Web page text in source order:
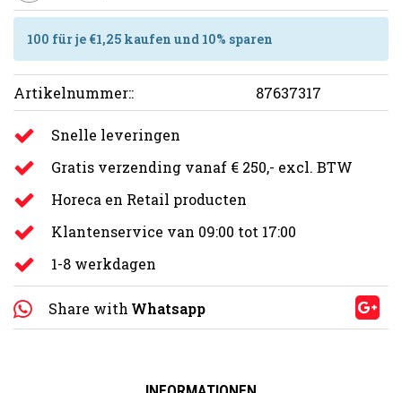
100 für je €1,25 kaufen und 10% sparen
Artikelnummer:: 87637317
Snelle leveringen
Gratis verzending vanaf € 250,- excl. BTW
Horeca en Retail producten
Klantenservice van 09:00 tot 17:00
1-8 werkdagen
Share with Whatsapp